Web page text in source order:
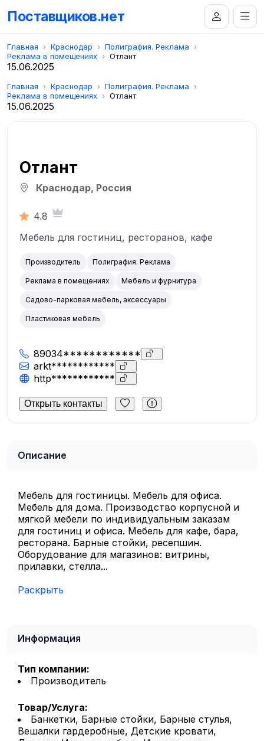
Поставщиков.нет
Главная Краснодар
Полиграфия. Реклама
Реклама в помещениях
Отлант
15.06.2025
Главная Краснодар
Полиграфия. Реклама
Реклама в помещениях
Отлант
15.06.2025
Отлант
Краснодар, Россия
4.8
Мебель для гостиниц, ресторанов, кафе
Производитель Полиграфия. Реклама
Реклама в помещениях Мебель и фурнитура
Садово-парковая мебель, аксессуары
Пластиковая мебель
89034************
arkt************
http************
Открыть контакты
Описание
Мебель для гостиницы. Мебель для офиса.
Мебель для дома. Производство корпусной и
мягкой мебели по индивидуальным заказам
для гостиниц и офиса. Мебель для кафе, бара,
ресторана. Барные стойки, ресепшин.
Оборудование для магазинов: витрины,
прилавки, стелла...
Раскрыть
Информация
Тип компании:
Производитель
Товар/Услуга:
Банкетки, Барные стойки, Барные стулья,
Вешалки гардеробные, Детские кровати,